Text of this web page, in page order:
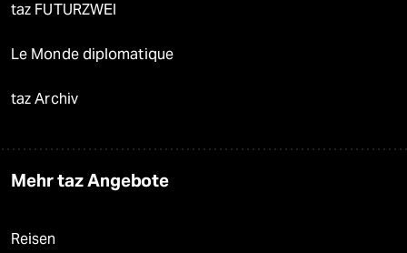
taz FUTURZWEI
Le Monde diplomatique
taz Archiv
Mehr taz Angebote
Reisen